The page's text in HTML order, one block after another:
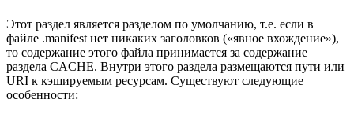
Этот раздел является разделом по умолчанию, т.е. если в
файле .manifest нет никаких заголовков («явное вхождение»),
то содержание этого файла принимается за содержание
раздела CACHE. Внутри этого раздела размещаются пути или
URI к кэшируемым ресурсам. Существуют следующие
особенности: